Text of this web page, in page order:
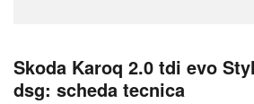
Skoda Karoq 2.0 tdi evo
dsg: scheda tecnica